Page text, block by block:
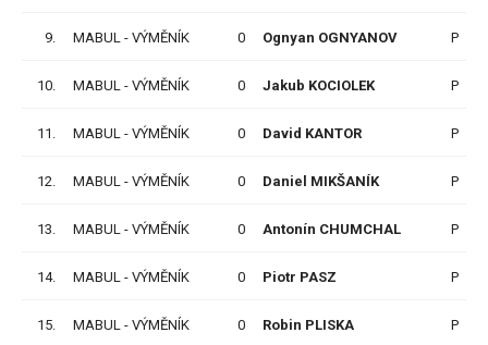
9. MABUL - VÝMĚNÍK 0 Ognyan OGNYANOV P
10. MABUL - VÝMĚNÍK 0 Jakub KOCIOLEK P
11. MABUL - VÝMĚNÍK 0 David KANTOR P
12. MABUL - VÝMĚNÍK 0 Daniel MIKŠANÍK P
13. MABUL - VÝMĚNÍK 0 Antonín CHUMCHAL P
14. MABUL - VÝMĚNÍK 0 Piotr PASZ P
15. MABUL - VÝMĚNÍK 0 Robin PLISKA P